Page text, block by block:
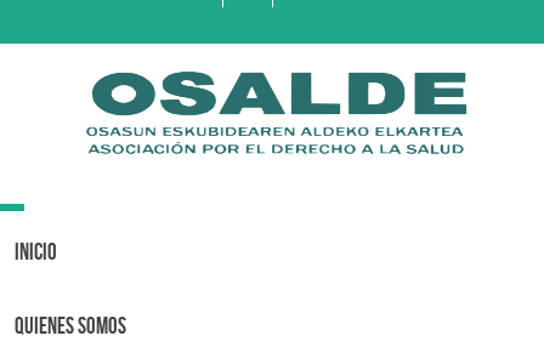
Toggle
Inicio
Quienes Somos